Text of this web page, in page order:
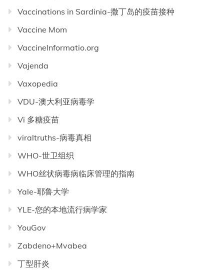
Vaccinations in Sardinia-撒丁岛的疫苗接种
Vaccine Mom
VaccineInformatio.org
Vajenda
Vaxopedia
VDU-澳大利亚病毒学
Vi 多糖疫苗
viraltruths-病毒真相
WHO-世卫组织
WHO丝状病毒病临床管理的指南
Yale-耶鲁大学
YLE-您的本地流行病学家
YouGov
Zabdeno+Mvabea
丁型肝炎